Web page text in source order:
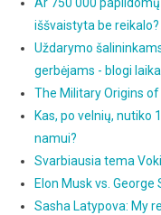
iššvaistyta be reikalo?
Uždarymo
gerbėjams - blogi
The Military Origins
Kas, po velnių, nutiko
namui?
Svarbiausia tema
Elon Musk vs. George
Sasha Latypova: My